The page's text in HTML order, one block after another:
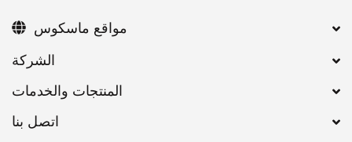
اتصل بنا
مواقع ماسكوس